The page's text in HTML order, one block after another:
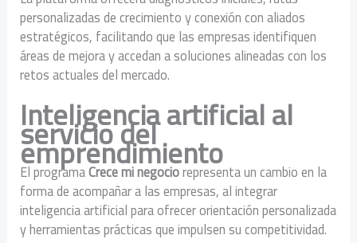
personalizadas de crecimiento y conexión con aliados
estratégicos, facilitando que las empresas identifiquen
áreas de mejora y accedan a soluciones alineadas con los
retos actuales del mercado.
Inteligencia artificial al
servicio del
emprendimiento
El programaCrece mi negociorepresenta un cambio en la
forma de acompañar a las empresas, al integrar
inteligencia artificial para ofrecer orientación personalizada
y herramientas prácticas que impulsen su competitividad.